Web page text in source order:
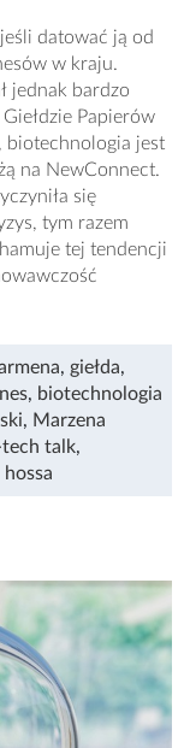
datować ją od
w kraju.
jednak bardzo
Papierów
biotechnologia jest
na NewConnect.
się
tym razem
tej tendencji
, giełda,
, biotechnologia
, Marzena
tech talk,
hossa